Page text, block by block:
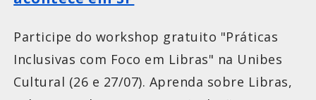
Participe do workshop gratuito "Práticas
Inclusivas com Foco em Libras" na Unibes
Cultural (26 e 27/07). Aprenda sobre Libras,